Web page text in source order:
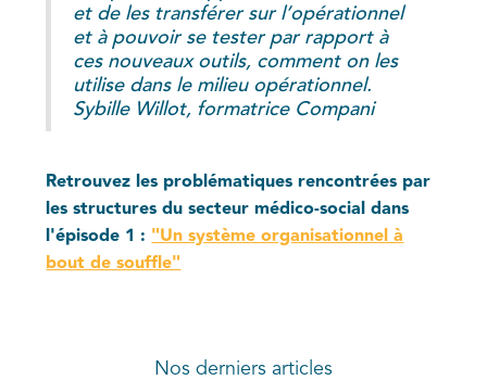
et de les transférer sur l’opérationnel
et à pouvoir se tester par rapport à
ces nouveaux outils, comment on les
utilise dans le milieu opérationnel.
Sybille Willot, formatrice Compani
Retrouvez les problématiques rencontrées par
les structures du secteur médico-social dans
l'épisode 1 :"Un système organisationnel à
bout de souffle"
Nos derniers articles